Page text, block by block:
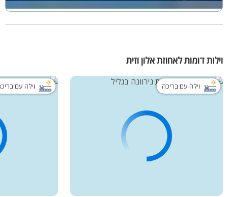
וילות דומות לאחוזת אלון וזית
וילה עם בריכה וילה עם